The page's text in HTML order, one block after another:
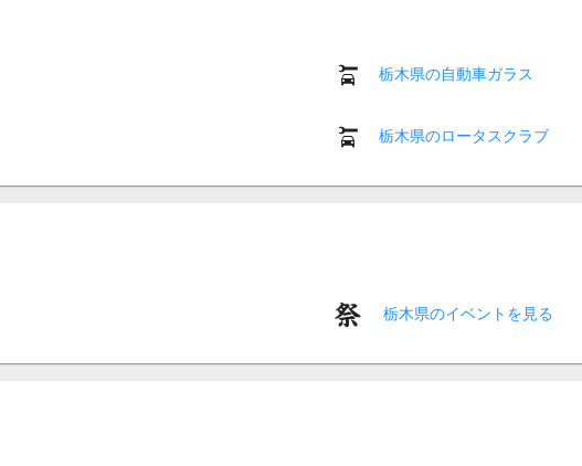
栃木県の自動車ガラス
栃木県のロータスクラブ
栃木県のイベントを見る